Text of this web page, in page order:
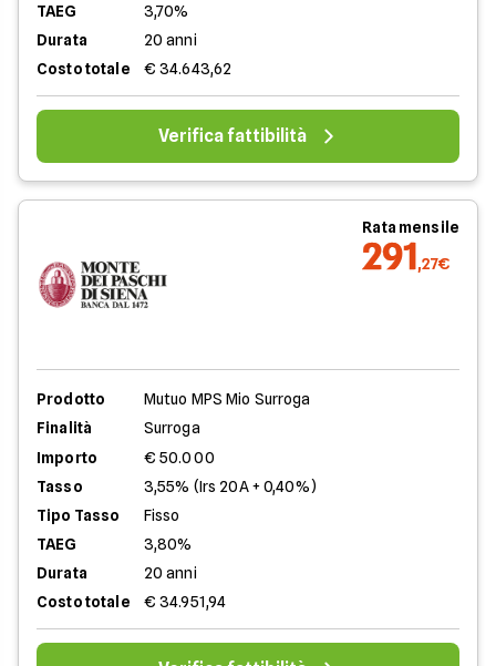
TAEG
3,70%
Durata
20 anni
Costo totale
€ 34.643,62
Verifica fattibilità
Rata mensile
291,27€
Prodotto
Mutuo MPS Mio Surroga
Finalità
Surroga
Importo
€ 50.000
Tasso
3,55% (Irs 20A + 0,40%)
Tipo Tasso
Fisso
TAEG
3,80%
Durata
20 anni
Costo totale
€ 34.951,94